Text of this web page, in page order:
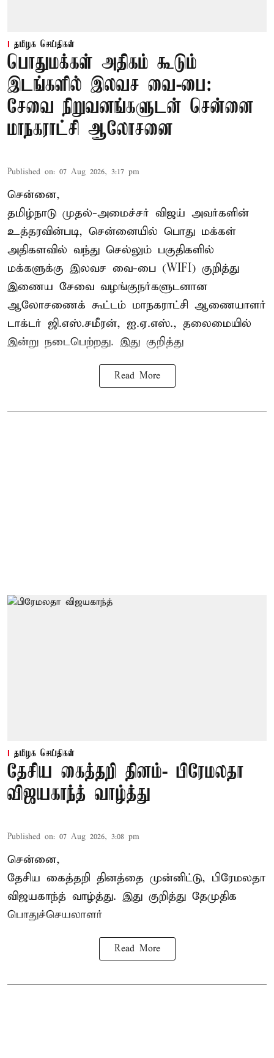
தமிழக செய்திகள்
பொதுமக்கள் அதிகம் கூடும்
இடங்களில் இலவச வை-பை:
சேவை நிறுவனங்களுடன் சென்னை
மாநகராட்சி ஆலோசனை
Published on: 07 Aug 2026, 3:17 pm
சென்னை,
தமிழ்நாடு முதல்-அமைச்சர் விஜய் அவர்களின்
உத்தரவின்படி, சென்னையில் பொது மக்கள்
அதிகளவில் வந்து செல்லும் பகுதிகளில்
மக்களுக்கு இலவச வை-பை (WIFI) குறித்து
இணைய சேவை வழங்குநர்களுடனான
ஆலோசணைக் கூட்டம் மாநகராட்சி ஆணையாளர்
டாக்டர் ஜி.எஸ்.சமீரன், ஐ.ஏ.எஸ்., தலைமையில்
இன்று நடைபெற்றது. இது குறித்து
Read More
தமிழக செய்திகள்
தேசிய கைத்தறி தினம்- பிரேமலதா
விஜயகாந்த் வாழ்த்து
Published on: 07 Aug 2026, 3:08 pm
சென்னை,
தேசிய கைத்தறி தினத்தை முன்னிட்டு, பிரேமலதா
விஜயகாந்த் வாழ்த்து. இது குறித்து தேமுதிக
பொதுச்செயலாளர்
Read More